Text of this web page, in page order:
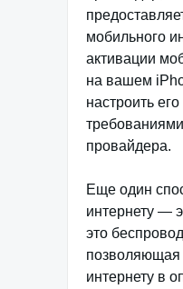
мобильного
активации
на вашем
настроить
провайдера.
Еще один
интернету —
это
позволяющая
интернету в